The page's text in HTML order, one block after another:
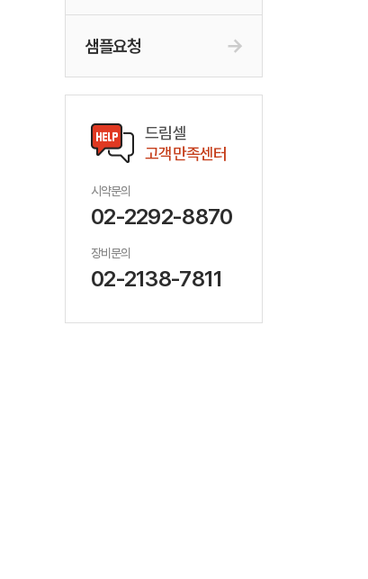
샘플요청
드림셀
고객만족센터
시약문의
02-2292-8870
장비문의
02-2138-7811